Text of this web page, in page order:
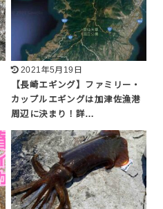
2021年5月19日
【長崎エギング】ファミリー・
カップルエギングは加津佐漁港
周辺に決まり！詳…